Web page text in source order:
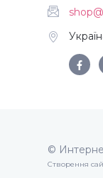
©
Створення